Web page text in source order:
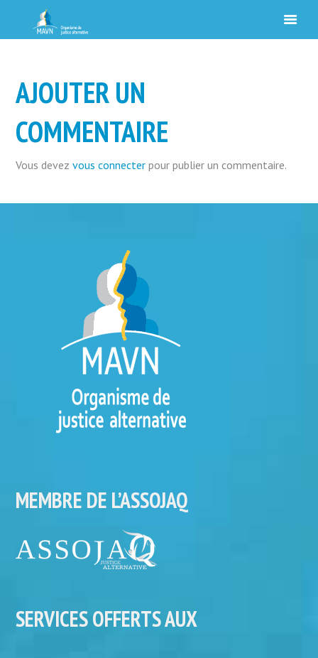
AJOUTER UN
COMMENTAIRE
Vous devezvous connecter pour publier un commentaire.
MEMBRE DE L’ASSOJAQ
SERVICES OFFERTS AUX